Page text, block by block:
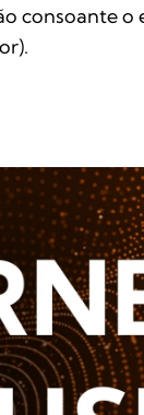
consoante o